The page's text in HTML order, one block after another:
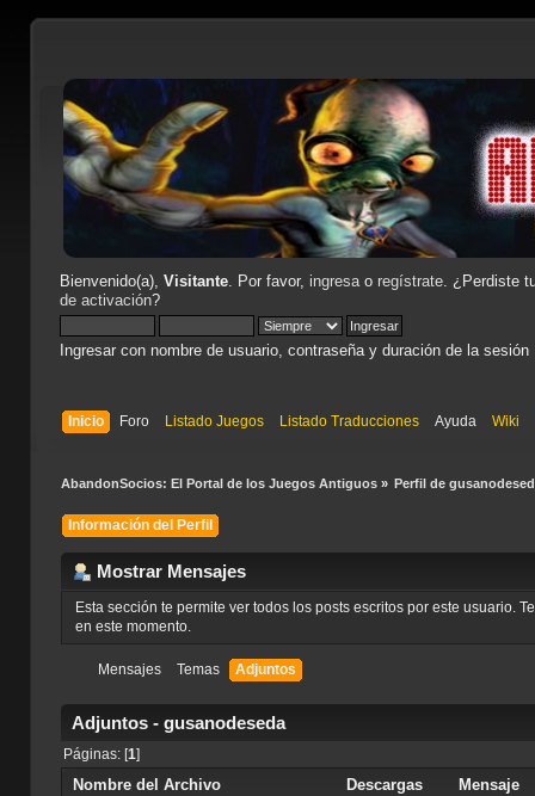
Bienvenido(a), Visitante. Por favor, ingresao regístrate. ¿Perdiste
de activación?
Ingresar con nombre de usuario, contraseña y duración de la sesión
Inicio Foro Listado Juegos Listado Traducciones Ayuda Wiki
AbandonSocios: El Portal de los Juegos Antiguos» Perfil de
Información del Perfil
Mostrar Mensajes
Esta sección te permite ver todos los posts escritos por este usuario.
en este momento.
Mensajes Temas Adjuntos
Adjuntos - gusanodeseda
Páginas: [1]
Nombre del Archivo Descargas
Mensaje